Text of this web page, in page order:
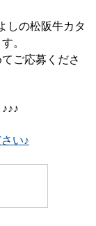
しの松阪牛カタ
。
ご応募くださ
い♪